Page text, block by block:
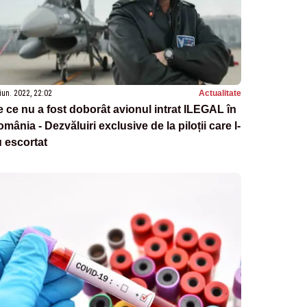
2022, 22:02 Actualitate
ce nu a fost doborât avionul intrat ILEGAL în
- Dezvăluiri exclusive de la piloții care l-
escortat